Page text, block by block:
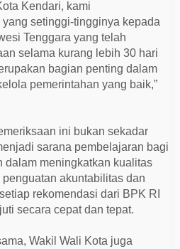
Kendari, kami
setinggi-tingginya kepada
Tenggara yang telah
selama kurang lebih 30 hari
bagian penting dalam
pemerintahan yang baik,”
ini bukan sekadar
sarana pembelajaran bagi
dalam meningkatkan kualitas
akuntabilitas dan
rekomendasi dari BPK RI
secara cepat dan tepat.
Wakil Wali Kota juga